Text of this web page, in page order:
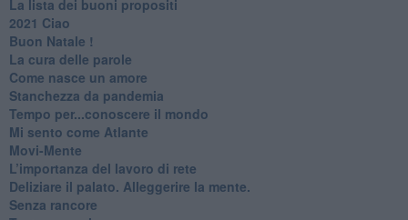
​La lista dei buoni propositi
2021 Ciao
Buon Natale !
​La cura delle parole
​Come nasce un amore
Stanchezza da pandemia
​Tempo per...conoscere il mondo
​Mi sento come Atlante
​Movi-Mente
​L’importanza del lavoro di rete
​Deliziare il palato. Alleggerire la mente.
​Senza rancore